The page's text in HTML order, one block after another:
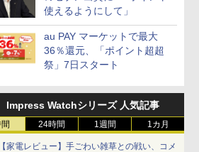
使えるようにして」
au PAY マーケットで最大
36％還元、「ポイント超超
祭」7日スタート
Impress Watchシリーズ 人気記事
24時間 1週間 1カ月
家電レビュー】手ごわい雑草との戦い、コメ